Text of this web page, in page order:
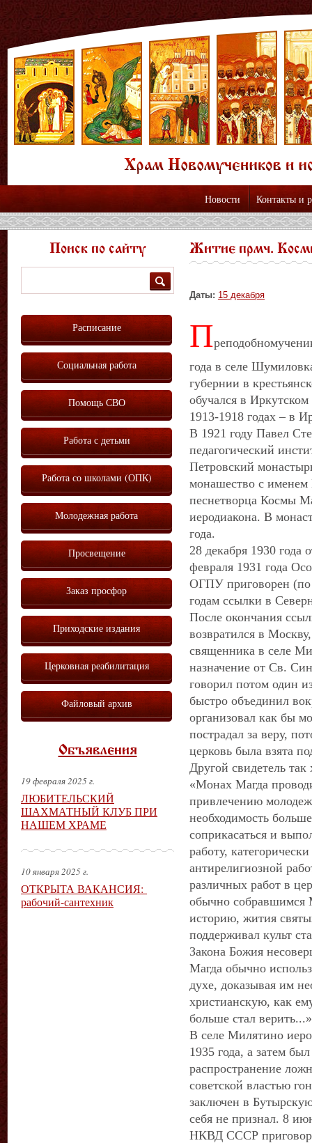
Новости Контакты и
Житие прмч.
Даты: 15 декабря
П
года в селе
губернии в
обучался в
1913-1918 годах – в
В 1921 году Павел
педагогический
Петровский
монашество с именем
песнетворца Космы
иеродиакона. В
года.
28 декабря 1930 года
февраля 1931 года
ОГПУ приговорен
годам ссылки в
После окончания
возвратился в
священника в селе
назначение от Св.
говорил потом один
быстро объединил
организовал как бы
пострадал за веру,
церковь была взята
Другой свидетель
«Монах Магда
привлечению
необходимость
соприкасаться и
работу,
антирелигиозной
различных работ в
обычно собравшимся
историю, жития
поддерживал культ
Закона Божия
Магда обычно
духе, доказывая им
христианскую, как
больше стал верить...»
В селе Милятино
1935 года, а затем
распространение
советской властью
заключен в
себя не признал. 8
НКВД СССР
Поиск по сайту
Расписание
Социальная работа
Помощь СВО
Работа с детьми
Работа со школами (ОПК)
Молодежная работа
Просвещение
Заказ просфор
Приходские издания
Церковная реабилитация
Файловый архив
Объявления
19 февраля 2025 г.
ЛЮБИТЕЛЬСКИЙ
ШАХМАТНЫЙ КЛУБ ПРИ
НАШЕМ ХРАМЕ
10 января 2025 г.
ОТКРЫТА ВАКАНСИЯ:
рабочий-сантехник